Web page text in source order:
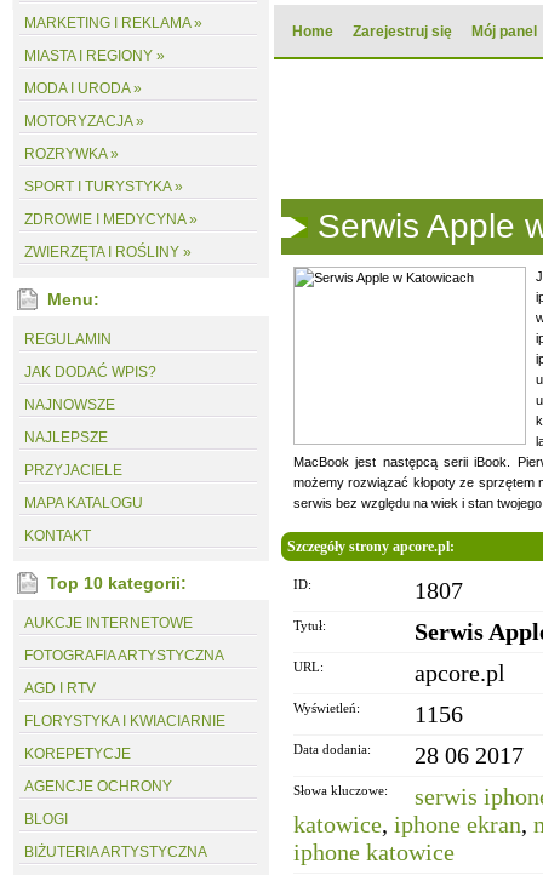
Home Zarejestruj się Mój panel
MARKETING I REKLAMA »
MIASTA I REGIONY »
MODA I URODA »
MOTORYZACJA »
ROZRYWKA »
SPORT I TURYSTYKA »
ZDROWIE I MEDYCYNA »
ZWIERZĘTA I ROŚLINY »
Menu:
REGULAMIN
JAK DODAĆ WPIS?
NAJNOWSZE
NAJLEPSZE
PRZYJACIELE
MAPA KATALOGU
KONTAKT
Top 10 kategorii:
AUKCJE INTERNETOWE
FOTOGRAFIA ARTYSTYCZNA
AGD I RTV
FLORYSTYKA I KWIACIARNIE
KOREPETYCJE
AGENCJE OCHRONY
BLOGI
BIŻUTERIA ARTYSTYCZNA
Serwis Apple
MacBook jest następcą serii iBook.
możemy rozwiązać kłopoty ze sprzętem
serwis bez względu na wiek i stan
Szczegóły strony apcore.pl:
ID: 1807
Tytuł: Serwis
URL: apcore.pl
Wyświetleń: 1156
Data dodania: 28 06 2017
Słowa kluczowe:
serwis
katowice, iphone ekran,
iphone katowice